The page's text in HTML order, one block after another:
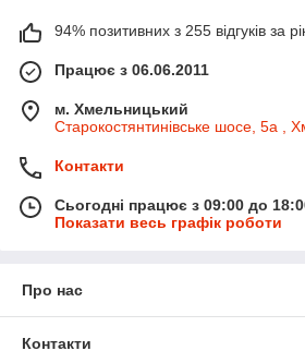
94% позитивних з 255 відгуків за
Працює з 06.06.2011
м. Хмельницький
Старокостянтинівське шосе, 5а ,
Контакти
Сьогодні працює з 09:00 до
Показати весь графік роботи
Про нас
Контакти